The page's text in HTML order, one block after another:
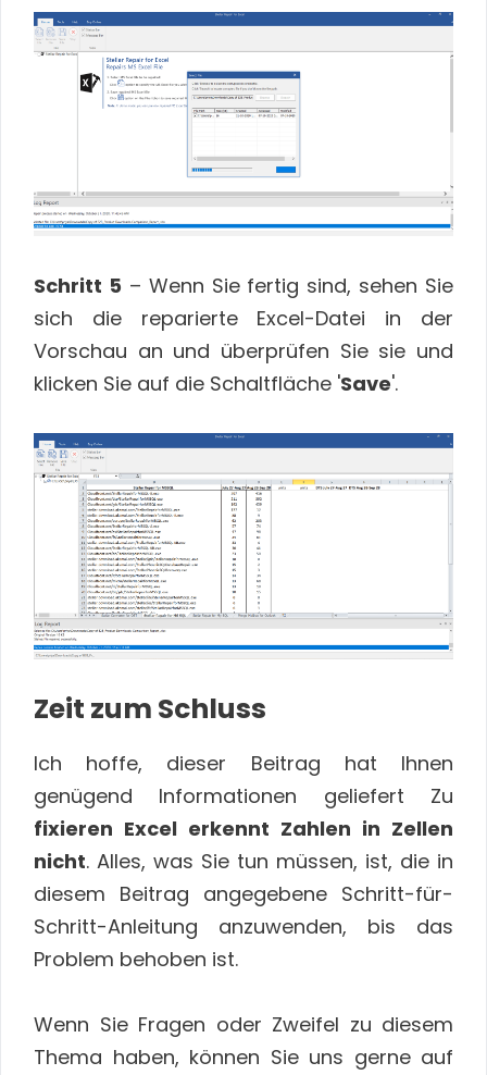
Schritt 5 – Wenn Sie fertig sind, sehen Sie
sich die reparierte Excel-Datei in der
Vorschau an und überprüfen Sie sie und
klicken Sie auf die Schaltfläche 'Save'.
Zeit zum Schluss
Ich hoffe, dieser Beitrag hat Ihnen
genügend Informationen geliefert Zu
fixieren Excel erkennt Zahlen in Zellen
nicht. Alles, was Sie tun müssen, ist, die in
diesem Beitrag angegebene Schritt-für-
Schritt-Anleitung anzuwenden, bis das
Problem behoben ist.
Wenn Sie Fragen oder Zweifel zu diesem
Thema haben, können Sie uns gerne auf